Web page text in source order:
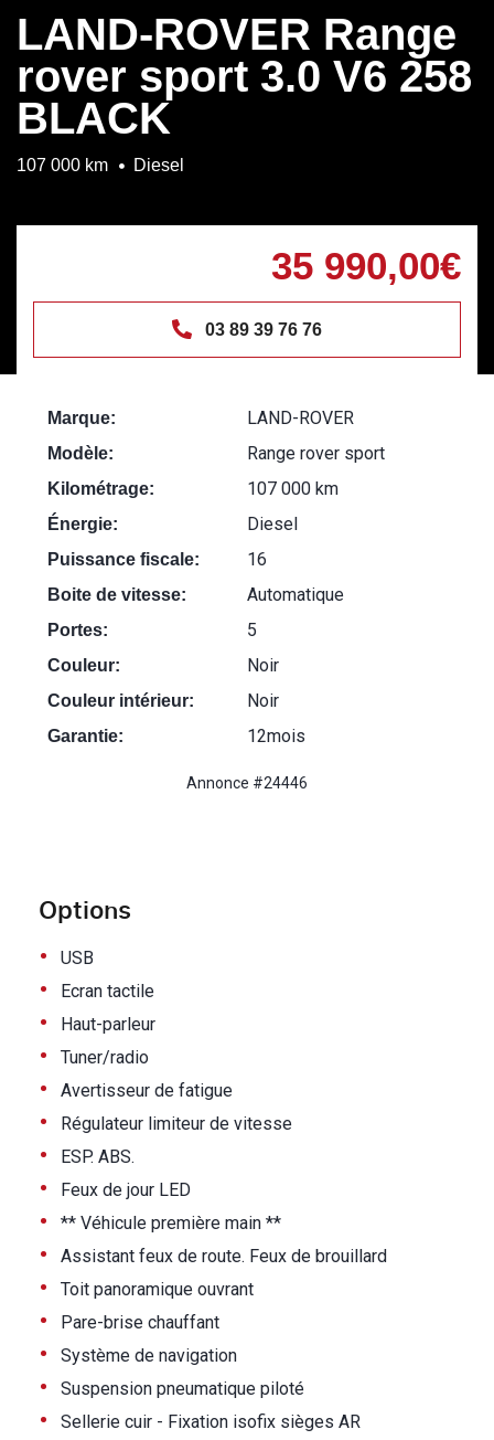
LAND-ROVER Range
rover sport 3.0 V6 258
BLACK
107 000 km Diesel
35 990,00€
03 89 39 76 76
Options
• USB
• Ecran tactile
• Haut-parleur
• Tuner/radio
• Avertisseur de fatigue
• Régulateur limiteur de vitesse
• ESP. ABS.
• Feux de jour LED
• ** Véhicule première main **
• Assistant feux de route. Feux de brouillard
• Toit panoramique ouvrant
• Pare-brise chauffant
• Système de navigation
• Suspension pneumatique piloté
• Sellerie cuir - Fixation isofix sièges AR
Marque: LAND-ROVER
Modèle: Range rover sport
Kilométrage: 107 000 km
Énergie: Diesel
Puissance fiscale: 16
Boite de vitesse: Automatique
Portes: 5
Couleur: Noir
Couleur intérieur: Noir
Garantie: 12mois
Annonce #24446